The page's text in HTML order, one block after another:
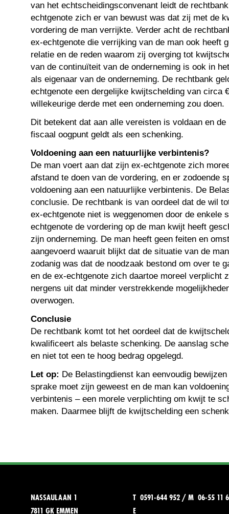
van het echtscheidingsconvenant leidt de
echtgenote zich er van bewust was dat zij met de
vordering de man verrijkte. Verder acht de
ex-echtgenote die verrijking van de man ook heeft
relatie en de reden waarom zij overging tot
van de continuïteit van de onderneming is ook in
als eigenaar van de onderneming. De rechtbank
echtgenote een dergelijke kwijtschelding van circa
willekeurige derde met een onderneming zou doen.
Dit betekent dat aan alle vereisten is voldaan en
fiscaal oogpunt geldt als een schenking.
Voldoening aan een natuurlijke verbintenis?
De man voert aan dat zijn ex-echtgenote zich
afstand te doen van de vordering, en er zodoende
voldoening aan een natuurlijke verbintenis. De
conclusie. De rechtbank is van oordeel dat de wil
ex-echtgenote niet is weggenomen door de enkele
echtgenote de vordering op de man kwijt heeft
zijn onderneming. De man heeft geen feiten en
aangevoerd waaruit blijkt dat de situatie van de
zodanig was dat de noodzaak bestond om over te
en de ex-echtgenote zich daartoe moreel verplicht
nergens uit dat minder verstrekkende
overwogen.
Conclusie
De rechtbank komt tot het oordeel dat de
kwalificeert als belaste schenking. De aanslag
en niet tot een te hoog bedrag opgelegd.
Let op: De Belastingdienst kan eenvoudig
sprake moet zijn geweest en de man kan
verbintenis – een morele verplichting om kwijt te
maken. Daarmee blijft de kwijtschelding een
NASSAULAAN 1
7811 GK EMMEN
T 0591-644 952 / M 06-55 11
E